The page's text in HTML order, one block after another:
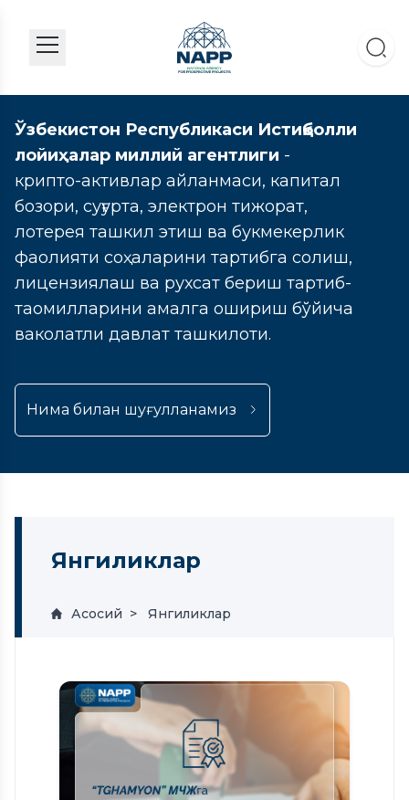
Ўзбекистон Республикаси Истиқболли
лойиҳалар миллий агентлиги -
крипто-активлар айланмаси, капитал
бозори, суғурта, электрон тижорат,
лотерея ташкил этиш ва букмекерлик
фаолияти соҳаларини тартибга солиш,
лицензиялаш ва рухсат бериш тартиб-
таомилларини амалга ошириш бўйича
ваколатли давлат ташкилоти.
Нима билан шуғулланамиз
Янгиликлар
Асосий Янгиликлар